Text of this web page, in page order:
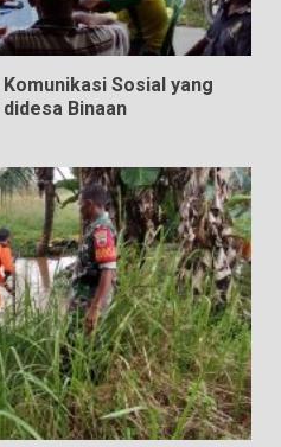
Sosial yang
Binaan